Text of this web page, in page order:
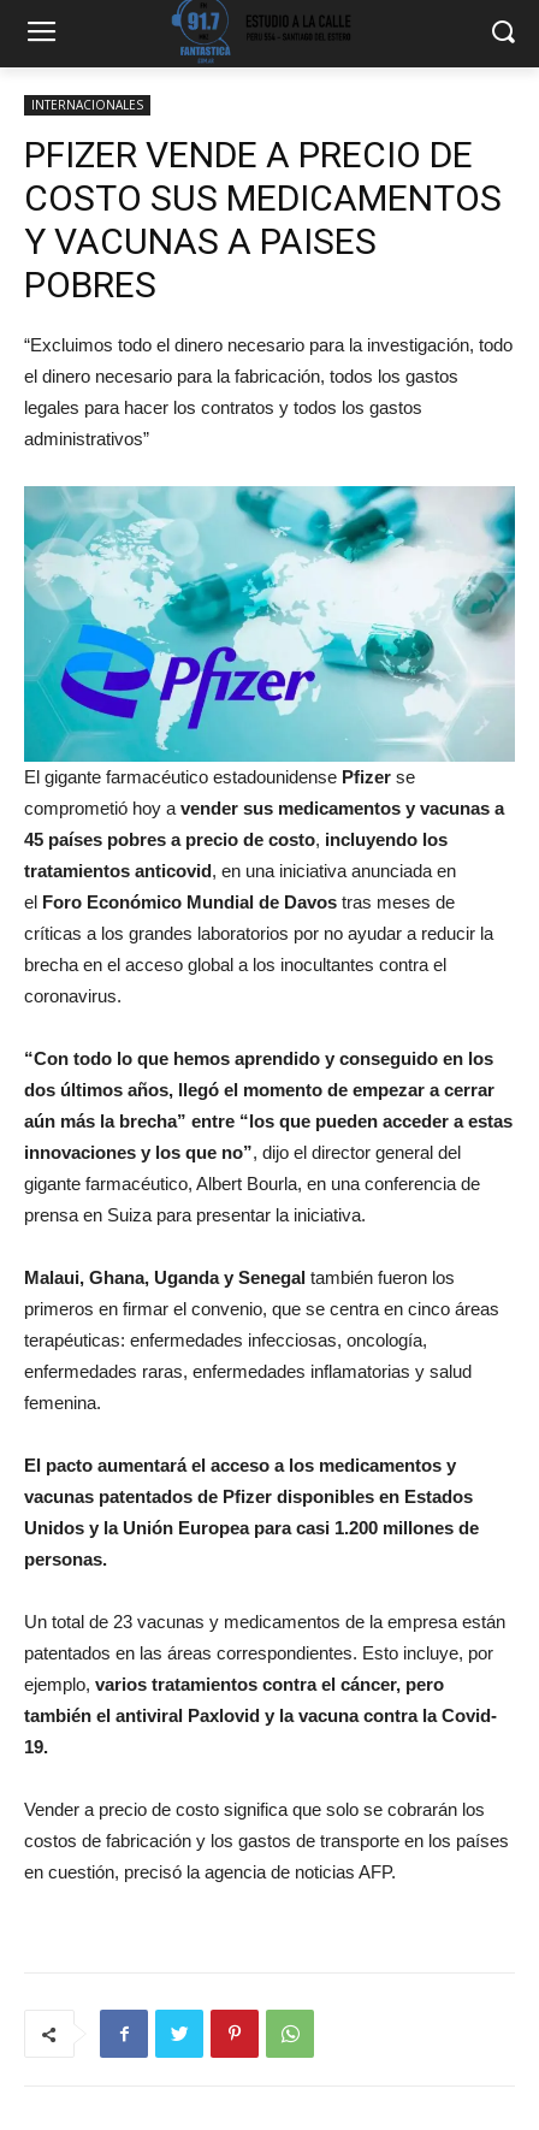
INTERNACIONALES
PFIZER VENDE A PRECIO DE
COSTO SUS MEDICAMENTOS
Y VACUNAS A PAISES
POBRES
“Excluimos todo el dinero necesario para la investigación, todo
el dinero necesario para la fabricación, todos los gastos
legales para hacer los contratos y todos los gastos
administrativos”
El gigante farmacéutico estadounidense Pfizer se
comprometió hoy a vender sus medicamentos y vacunas a
45 países pobres a precio de costo, incluyendo los
tratamientos anticovid, en una iniciativa anunciada en
el Foro Económico Mundial de Davos tras meses de
críticas a los grandes laboratorios por no ayudar a reducir la
brecha en el acceso global a los inocultantes contra el
coronavirus.
“Con todo lo que hemos aprendido y conseguido en los
dos últimos años, llegó el momento de empezar a cerrar
aún más la brecha” entre “los que pueden acceder a estas
innovaciones y los que no”, dijo el director general del
gigante farmacéutico, Albert Bourla, en una conferencia de
prensa en Suiza para presentar la iniciativa.
Malaui, Ghana, Uganda y Senegal también fueron los
primeros en firmar el convenio, que se centra en cinco áreas
terapéuticas: enfermedades infecciosas, oncología,
enfermedades raras, enfermedades inflamatorias y salud
femenina.
El pacto aumentará el acceso a los medicamentos y
vacunas patentados de Pfizer disponibles en Estados
Unidos y la Unión Europea para casi 1.200 millones de
personas.
Un total de 23 vacunas y medicamentos de la empresa están
patentados en las áreas correspondientes. Esto incluye, por
ejemplo, varios tratamientos contra el cáncer, pero
también el antiviral Paxlovid y la vacuna contra la Covid-
19.
Vender a precio de costo significa que solo se cobrarán los
costos de fabricación y los gastos de transporte en los países
en cuestión, precisó la agencia de noticias AFP.